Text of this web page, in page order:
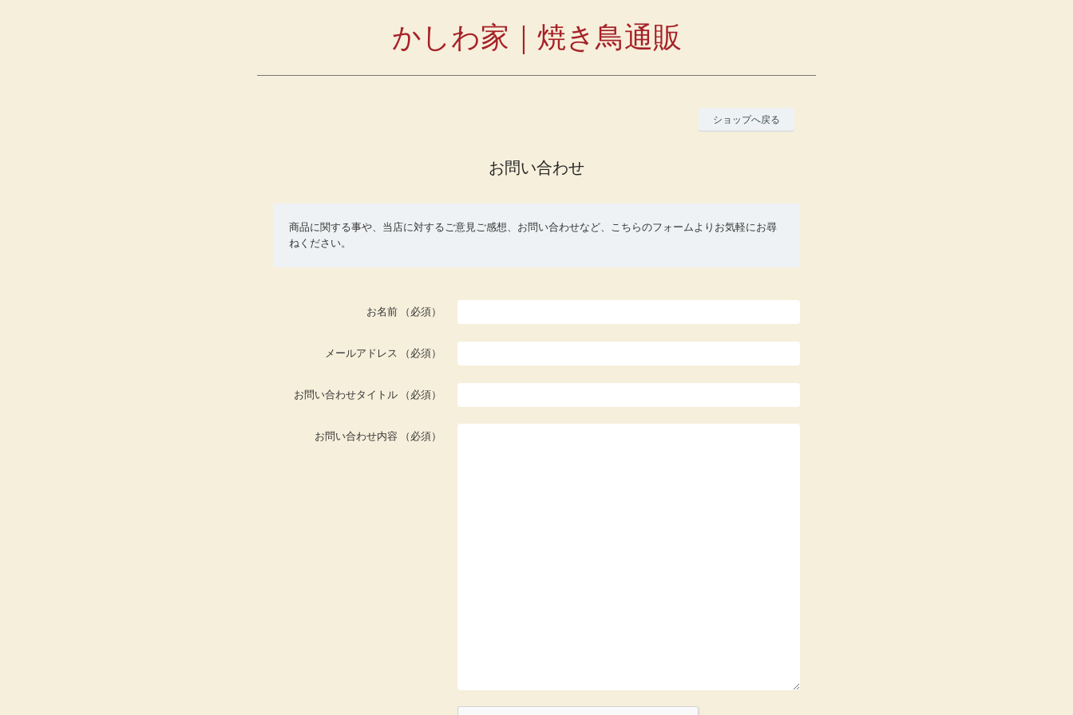
かしわ家｜焼き鳥通販
ショップへ戻る
お問い合わせ
商品に関する事や、当店に対するご意見ご感想、お問い合わせなど、こちらのフォームよりお気軽にお尋
ねください。
お名前 （必須）
メールアドレス （必須）
お問い合わせタイトル （必須）
お問い合わせ内容 （必須）